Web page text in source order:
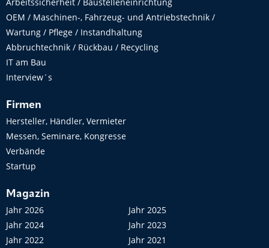
OEM / Maschinen-, Fahrzeug- und Antriebstechnik /
Wartung / Pflege / Instandhaltung
Abbruchtechnik / Rückbau / Recycling
IT am Bau
Interview´s
Firmen
Hersteller, Händler, Vermieter
Messen, Seminare, Kongresse
Verbände
Startup
Magazin
Jahr 2026
Jahr 2025
Jahr 2024
Jahr 2023
Jahr 2022
Jahr 2021